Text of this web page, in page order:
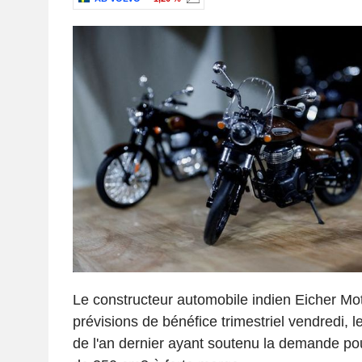
Le constructeur automobile indien Eicher
prévisions de bénéfice trimestriel vendredi,
de l'an dernier ayant soutenu la demande